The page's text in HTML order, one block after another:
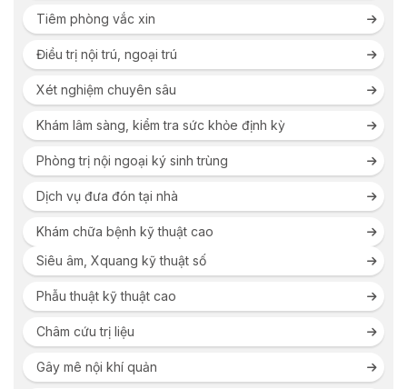
Tiêm phòng vắc xin
Điều trị nội trú, ngoại trú
Xét nghiệm chuyên sâu
Khám lâm sàng, kiểm tra sức khỏe định kỳ
Phòng trị nội ngoại ký sinh trùng
Dịch vụ đưa đón tại nhà
Khám chữa bệnh kỹ thuật cao
Siêu âm, Xquang kỹ thuật số
Phẫu thuật kỹ thuật cao
Châm cứu trị liệu
Gây mê nội khí quản